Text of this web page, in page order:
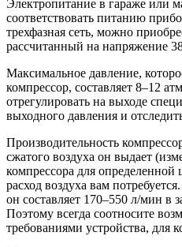
Электропитание в гараже или
соответствовать питанию
трехфазная сеть, можно
рассчитанный на напряжение
Максимальное давление,
компрессор, составляет 8–12
отрегулировать на выходе
выходного давления и
Производительность
сжатого воздуха он выдает
компрессора для определенной
расход воздуха вам
он составляет 170–550 л/мин в
Поэтому всегда соотносите
требованиями устройства, для